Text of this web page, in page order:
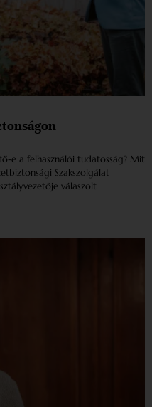
e a felhasználói tudatosság? Mit
Szakszolgálat
válaszolt